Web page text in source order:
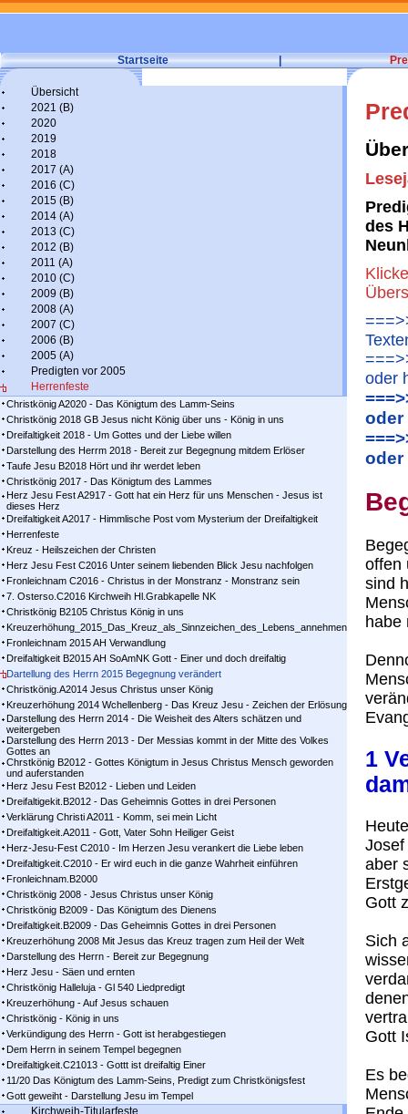
Startseite |
Übersicht
2021 (B)
2020
2019
2018
2017 (A)
2016 (C)
2015 (B)
2014 (A)
2013 (C)
2012 (B)
2011 (A)
2010 (C)
2009 (B)
2008 (A)
2007 (C)
2006 (B)
2005 (A)
Predigten vor 2005
Herrenfeste
Christkönig A2020 - Das Königtum des Lamm-Seins
Christkönig 2018 GB Jesus nicht König über uns - König in uns
Dreifaltigkeit 2018 - Um Gottes und der Liebe willen
Darstellung des Herrm 2018 - Bereit zur Begegnung mitdem Erlöser
Taufe Jesu B2018 Hört und ihr werdet leben
Christkönig 2017 - Das Königtum des Lammes
Herz Jesu Fest A2917 - Gott hat ein Herz für uns Menschen - Jesus ist
dieses Herz
Dreifaltigkeit A2017 - Himmlische Post vom Mysterium der Dreifaltigkeit
Herrenfeste
Kreuz - Heilszeichen der Christen
Herz Jesu Fest C2016 Unter seinem liebenden Blick Jesu nachfolgen
Fronleichnam C2016 - Christus in der Monstranz - Monstranz sein
7. Osterso.C2016 Kirchweih Hl.Grabkapelle NK
Christkönig B2105 Christus König in uns
Kreuzerhöhung_2015_Das_Kreuz_als_Sinnzeichen_des_Lebens_annehmen
Fronleichnam 2015 AH Verwandlung
Dreifaltigkeit B2015 AH SoAmNK Gott - Einer und doch dreifaltig
Dartellung des Herrn 2015 Begegnung verändert
Christkönig.A2014 Jesus Christus unser König
Kreuzerhöhung 2014 Wchellenberg - Das Kreuz Jesu - Zeichen der Erlösung
Darstellung des Herrn 2014 - Die Weisheit des Alters schätzen und
weitergeben
Darstellung des Herrn 2013 - Der Messias kommt in der Mitte des Volkes
Gottes an
Chrstkönig B2012 - Gottes Königtum in Jesus Christus Mensch geworden
und auferstanden
Herz Jesu Fest B2012 - Lieben und Leiden
Dreifaltigekit.B2012 - Das Geheimnis Gottes in drei Personen
Verklärung Christi A2011 - Komm, sei mein Licht
Dreifaltigkeit.A2011 - Gott, Vater Sohn Heiliger Geist
Herz-Jesu-Fest C2010 - Im Herzen Jesu verankert die Liebe leben
Dreifaltigkeit.C2010 - Er wird euch in die ganze Wahrheit einführen
Fronleichnam.B2000
Christkönig 2008 - Jesus Christus unser König
Christkönig B2009 - Das Königtum des Dienens
Dreifaltigkeit.B2009 - Das Geheimnis Gottes in drei Personen
Kreuzerhöhung 2008 Mit Jesus das Kreuz tragen zum Heil der Welt
Darstellung des Herrn - Bereit zur Begegnung
Herz Jesu - Säen und ernten
Christkönig Halleluja - Gl 540 Liedpredigt
Kreuzerhöhung - Auf Jesus schauen
Christkönig - König in uns
Verkündigung des Herrn - Gott ist herabgestiegen
Dem Herrn in seinem Tempel begegnen
Dreifaltigkeit.C21013 - Gottt ist dreifaltig Einer
11/20 Das Königtum des Lamm-Seins, Predigt zum Christkönigsfest
Gott geweiht - Darstellung Jesu im Tempel
Kirchweih-Titularfeste
des
oder
oder
oder
offen
sind
habe
1
Josef
aber
Gott
Sich
Gott
Es